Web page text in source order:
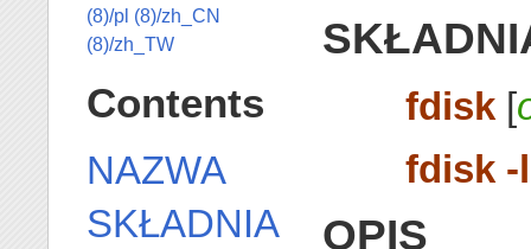
fdisk[
fdisk -l
OPIS
(8)/pl (8)/zh_CN
(8)/zh_TW
Contents
NAZWA
SKŁADNIA